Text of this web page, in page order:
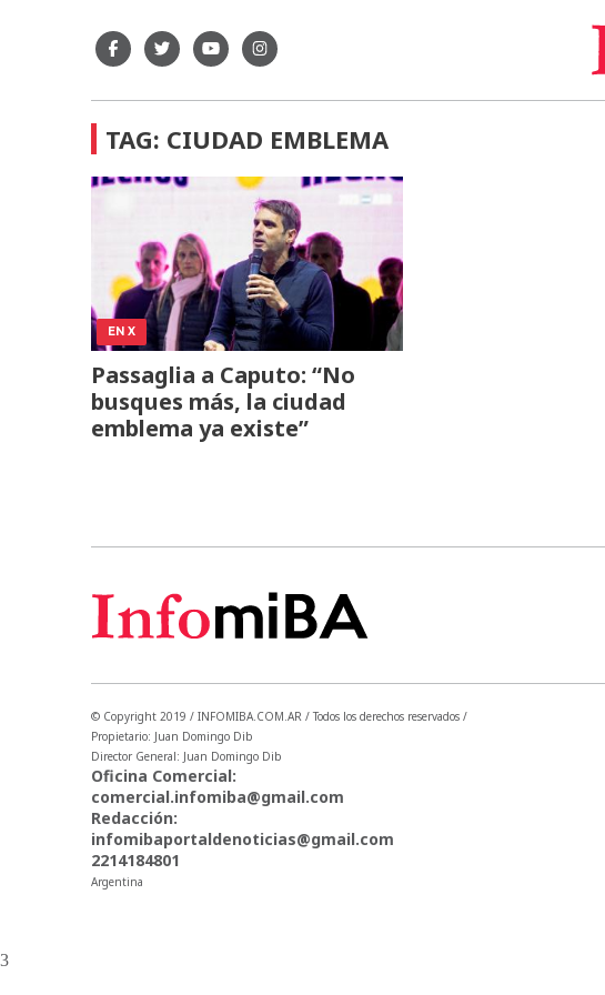
TAG: CIUDAD EMBLEMA
EN X
Passaglia a Caputo: “No
busques más, la ciudad
emblema ya existe”
© Copyright 2019 / INFOMIBA.COM.AR / Todos los derechos reservados /
Propietario: Juan Domingo Dib
Director General: Juan Domingo Dib
Oficina Comercial:
comercial.infomiba@gmail.com
Redacción:
infomibaportaldenoticias@gmail.com
2214184801
Argentina
3